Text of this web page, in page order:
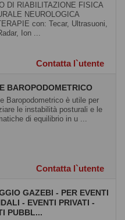
DI RIABILITAZIONE FISICA
NEUROLOGICA
con: Tecar, Ultrasuoni,
Ion ...
Contatta l`utente
BAROPODOMETRICO
Baropodometrico è utile per
le instabilità posturali e le
di equilibrio in u ...
Contatta l`utente
GAZEBI - PER EVENTI
- EVENTI PRIVATI -
PUBBL...